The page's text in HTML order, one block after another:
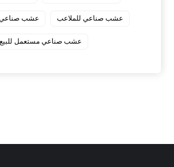
عشب صناعي للملاعب عشب صناعي
عشب صناعي مستعمل للبيع